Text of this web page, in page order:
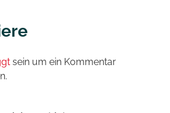
sein um ein Kommentar